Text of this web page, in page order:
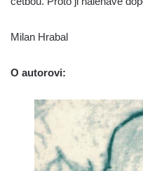
Milan Hrabal
O autorovi: